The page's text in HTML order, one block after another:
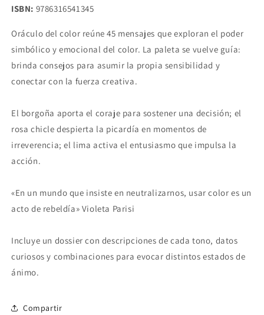
ISBN: 9786316541345
Oráculo del color reúne 45 mensajes que exploran el poder
simbólico y emocional del color. La paleta se vuelve guía:
brinda consejos para asumir la propia sensibilidad y
conectar con la fuerza creativa.
El borgoña aporta el coraje para sostener una decisión; el
rosa chicle despierta la picardía en momentos de
irreverencia; el lima activa el entusiasmo que impulsa la
acción.
«En un mundo que insiste en neutralizarnos, usar color es un
acto de rebeldía» Violeta Parisi
Incluye un dossier con descripciones de cada tono, datos
curiosos y combinaciones para evocar distintos estados de
ánimo.
Compartir